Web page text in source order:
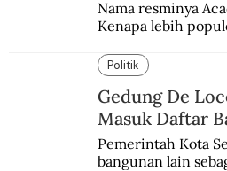
Nama resminya
Kenapa lebih
Politik
Gedung De
Masuk Daftar
Pemerintah Kota
bangunan lain